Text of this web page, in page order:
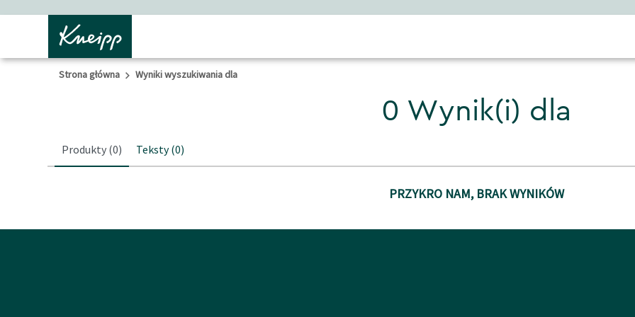
Strona główna Wyniki wyszukiwania dla
0 Wynik(i) dla
Produkty (0) Teksty(0)
PRZYKRO NAM, BRAK WYNIKÓW